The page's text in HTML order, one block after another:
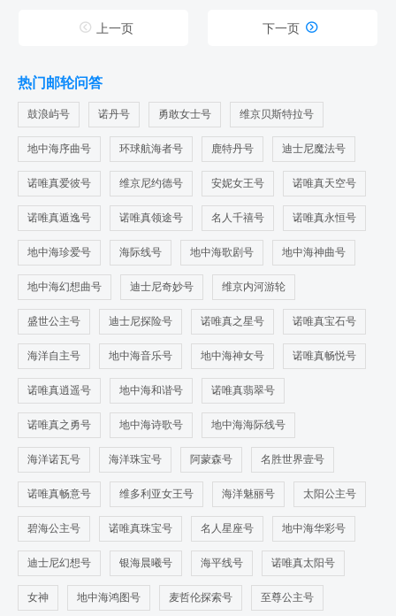
 上一页 下一页 
热门邮轮问答
鼓浪屿号 诺丹号 勇敢女士号 维京贝斯特拉号
地中海序曲号 环球航海者号 鹿特丹号 迪士尼魔法号
诺唯真爱彼号 维京尼约德号 安妮女王号 诺唯真天空号
诺唯真遁逸号 诺唯真领途号 名人千禧号 诺唯真永恒号
地中海珍爱号 海际线号 地中海歌剧号 地中海神曲号
地中海幻想曲号 迪士尼奇妙号 维京内河游轮
盛世公主号 迪士尼探险号 诺唯真之星号 诺唯真宝石号
海洋自主号 地中海音乐号 地中海神女号 诺唯真畅悦号
诺唯真逍遥号 地中海和谐号 诺唯真翡翠号
诺唯真之勇号 地中海诗歌号 地中海海际线号
海洋诺瓦号 海洋珠宝号 阿蒙森号 名胜世界壹号
诺唯真畅意号 维多利亚女王号 海洋魅丽号 太阳公主号
碧海公主号 诺唯真珠宝号 名人星座号 地中海华彩号
迪士尼幻想号 银海晨曦号 海平线号 诺唯真太阳号
女神 地中海鸿图号 麦哲伦探索号 至尊公主号